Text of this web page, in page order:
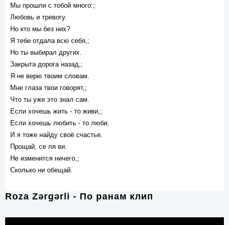
Мы прошли с тобой много:;
Любовь и тревогу.
Но кто мы без них?
Я тебе отдала всю себя,;
Но ты выбирал других.
Закрыта дорога назад,;
Я не верю твоим словам.
Мне глаза твои говорят,;
Что ты уже это знал сам.
Если хочешь жить - то живи,;
Если хочешь любить - то люби.
И я тоже найду своё счастье.
Прощай, се ля ви.
Не изменится ничего,;
Сколько ни обещай.
Roza Zərgərli - По ранам клип